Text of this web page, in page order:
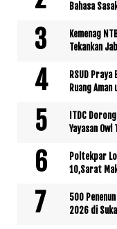
Bahasa
Kemenag
Tekankan
RSUD
Ruang
ITDC
Yayasan
Poltekpar
10,Sarat
500
2026 di